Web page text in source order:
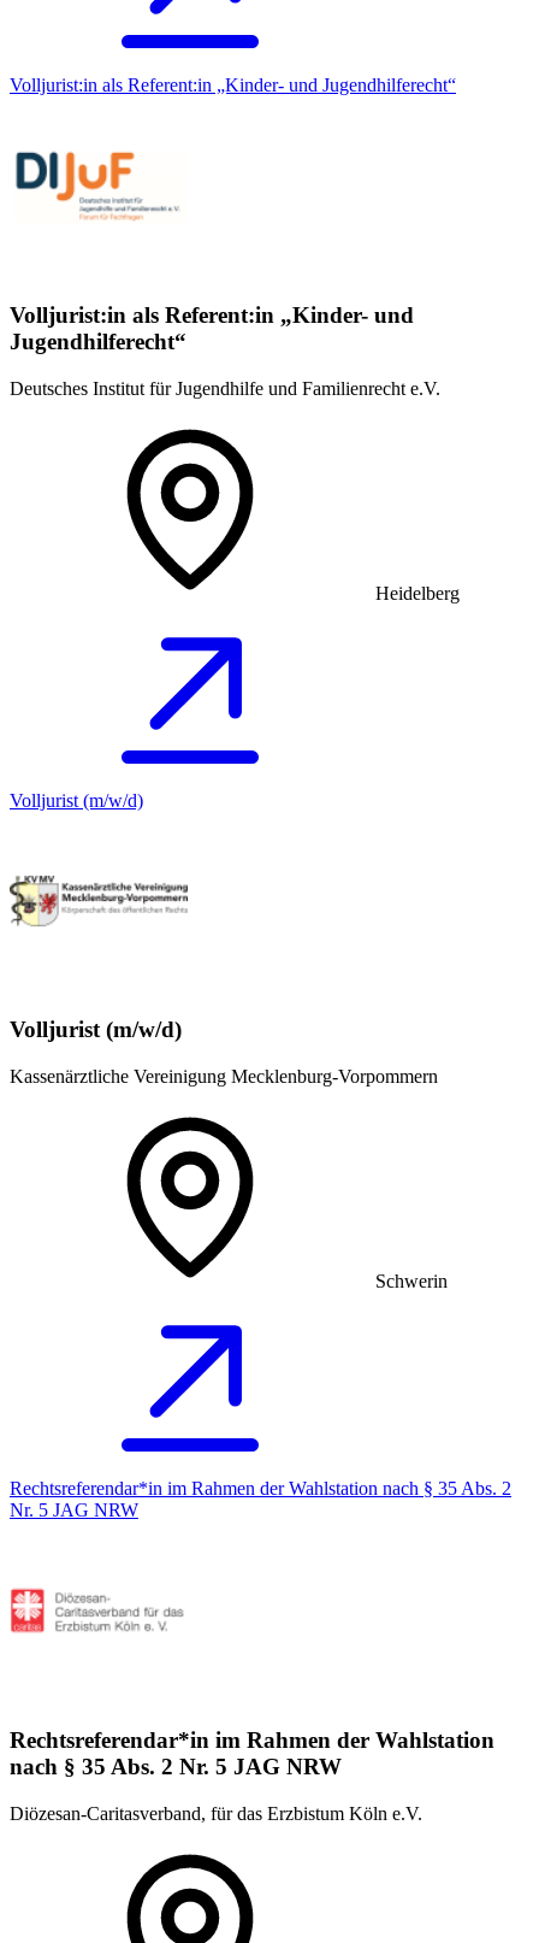
Volljurist:in als Referent:in „Kinder- und Jugendhilferecht“
Volljurist:in als Referent:in „Kinder- und
Jugendhilferecht“
Deutsches Institut für Jugendhilfe und Familienrecht e.V.
Heidelberg
Volljurist (m/w/d)
Volljurist (m/w/d)
Kassenärztliche Vereinigung Mecklenburg-Vorpommern
Schwerin
Rechtsreferendar*in im Rahmen der Wahlstation nach § 35 Abs. 2
Nr. 5 JAG NRW
Rechtsreferendar*in im Rahmen der Wahlstation
nach § 35 Abs. 2 Nr. 5 JAG NRW
Diözesan-Caritasverband, für das Erzbistum Köln e.V.